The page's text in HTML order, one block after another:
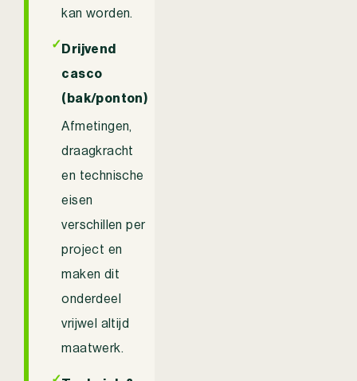
kan worden.
✓ Drijvend
casco
(bak/ponton)
Afmetingen,
draagkracht
en technische
eisen
verschillen per
project en
maken dit
onderdeel
vrijwel altijd
maatwerk.